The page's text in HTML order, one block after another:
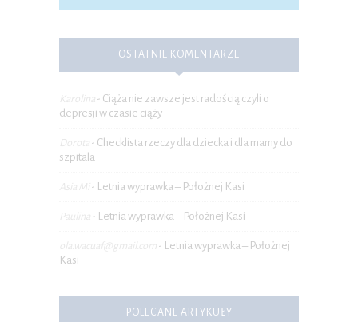
OSTATNIE KOMENTARZE
Karolina - Ciąża nie zawsze jest radością czyli o
depresji w czasie ciąży
Dorota - Checklista rzeczy dla dziecka i dla mamy do
szpitala
Asia Mi - Letnia wyprawka – Położnej Kasi
Paulina - Letnia wyprawka – Położnej Kasi
ola.wacuaf@gmail.com - Letnia wyprawka – Położnej
Kasi
POLECANE ARTYKUŁY